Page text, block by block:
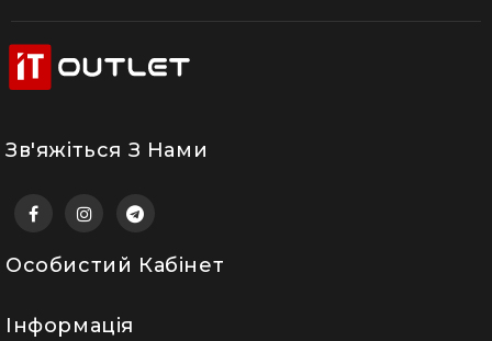
Зв'яжіться З Нами
Особистий Кабінет
Інформація